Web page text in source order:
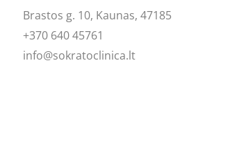
Brastos g. 10, Kaunas, 47185
+370 640 45761
info@sokratoclinica.lt